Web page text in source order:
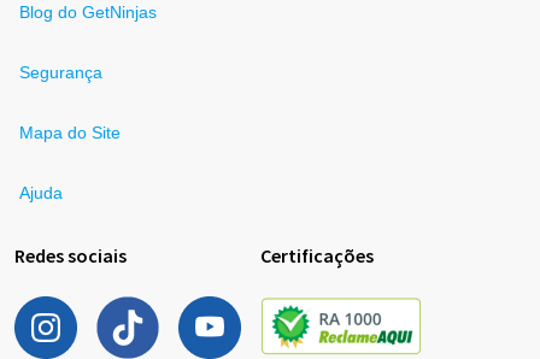
Blog do GetNinjas
Segurança
Mapa do Site
Ajuda
Redes sociais Certificações